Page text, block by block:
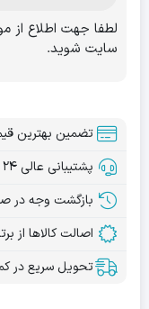
لطفا جهت اطلاع از
سایت شوید.
تضمین بهترین
پشتیبانی عالی ۲۴ ساعته، ۷ روز هفته
بازگشت وجه در
اصالت کالاها از
تحویل سریع در